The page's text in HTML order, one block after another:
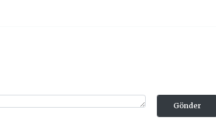
Gönder